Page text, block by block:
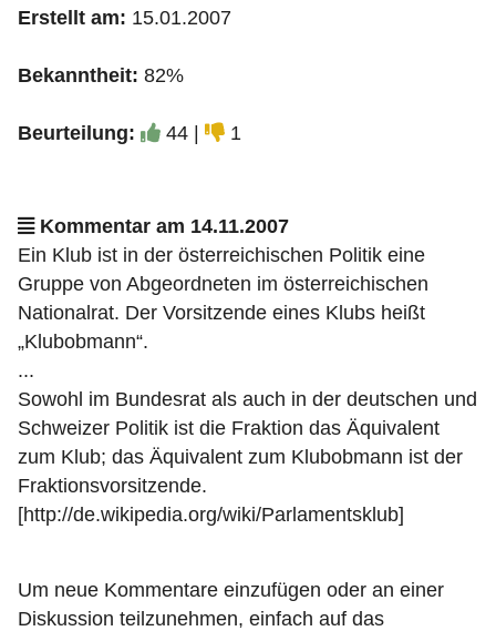
Erstellt am: 15.01.2007
Bekanntheit: 82%
Beurteilung: 44 | 1
Kommentar am 14.11.2007
Ein Klub ist in der österreichischen Politik eine
Gruppe von Abgeordneten im österreichischen
Nationalrat. Der Vorsitzende eines Klubs heißt
„Klubobmann“.
...
Sowohl im Bundesrat als auch in der deutschen und
Schweizer Politik ist die Fraktion das Äquivalent
zum Klub; das Äquivalent zum Klubobmann ist der
Fraktionsvorsitzende.
[http://de.wikipedia.org/wiki/Parlamentsklub]
Um neue Kommentare einzufügen oder an einer
Diskussion teilzunehmen, einfach auf das